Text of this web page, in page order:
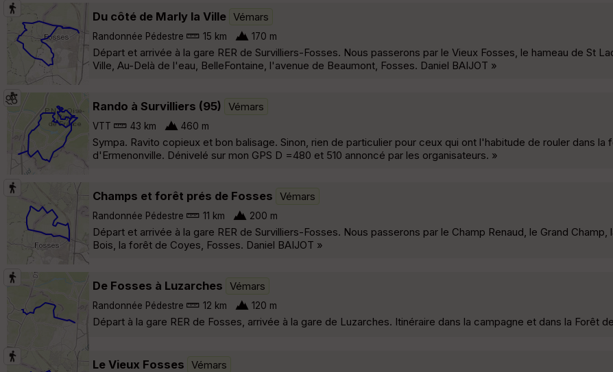
Du côté de Marly la Ville Vémars
Randonnée Pédestre 15 km 170 m
Départ et arrivée à la gare RER de Survilliers-Fosses. Nous passerons par le Vieux Fosses, le hameau de St
Ville, Au-Delà de l'eau, BelleFontaine, l'avenue de Beaumont, Fosses. Daniel BAIJOT »
Rando à Survilliers (95) Vémars
VTT 43 km 460 m
Sympa. Ravito copieux et bon balisage. Sinon, rien de particulier pour ceux qui ont l'habitude de rouler dans la
d'Ermenonville. Dénivelé sur mon GPS D =480 et 510 annoncé par les organisateurs. »
Champs et forêt prés de Fosses Vémars
Randonnée Pédestre 11 km 200 m
Départ et arrivée à la gare RER de Survilliers-Fosses. Nous passerons par le Champ Renaud, le Grand Champ,
Bois, la forêt de Coyes, Fosses. Daniel BAIJOT »
De Fosses à Luzarches Vémars
Randonnée Pédestre 12 km 120 m
Départ à la gare RER de Fosses, arrivée à la gare de Luzarches. Itinéraire dans la campagne et dans la Forêt
Le Vieux Fosses Vémars